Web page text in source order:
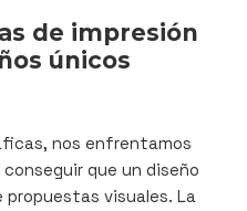
de impresión
únicos
nos enfrentamos
que un diseño
visuales. La